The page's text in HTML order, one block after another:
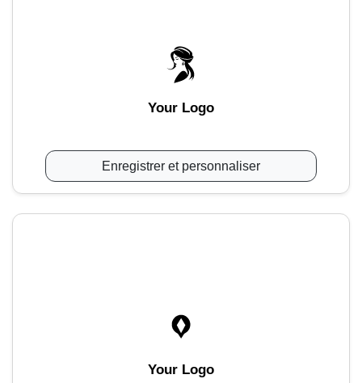
Your Logo
Enregistrer et personnaliser
Your Logo